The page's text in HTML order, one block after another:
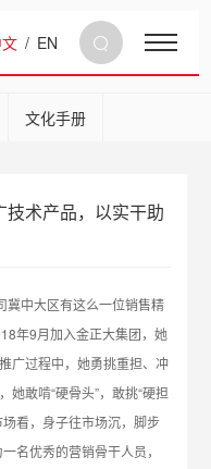
/ EN
文化手册
术产品，以实干助
冀中大区有这么一位销售精
年9月加入金正大集团，她
广过程中，她勇挑重担、冲
敢啃“硬骨头”，敢挑“硬担
场看，身子往市场沉，脚步
名优秀的营销骨干人员，